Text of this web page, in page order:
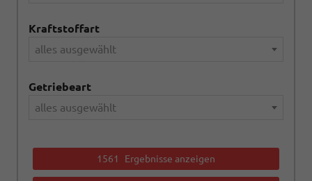
Kraftstoffart
alles ausgewählt
Getriebeart
alles ausgewählt
1561 Ergebnisse anzeigen